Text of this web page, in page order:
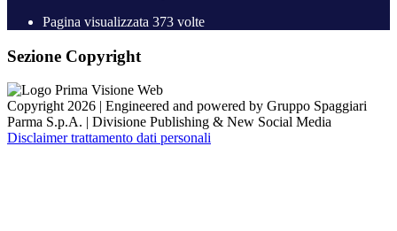
Pagina visualizzata 373 volte
Sezione Copyright
Copyright 2026 | Engineered and powered by Gruppo Spaggiari
Parma S.p.A. | Divisione Publishing & New Social Media
Disclaimer trattamento dati personali